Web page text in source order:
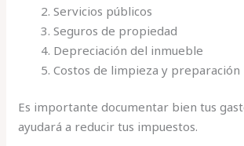
Servicios públicos
Seguros de propiedad
Depreciación del inmueble
Costos de limpieza y preparación
Es importante documentar bien tus
ayudará a reducir tus impuestos.